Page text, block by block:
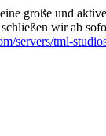
große und
wir ab
servers/tml-